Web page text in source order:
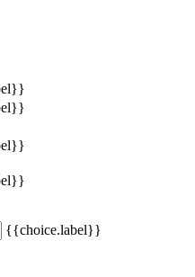
{{choice.label}}